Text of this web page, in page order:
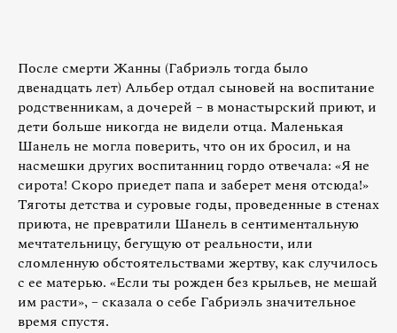
После смерти Жанны (Габриэль тогда было
двенадцать лет) Альбер отдал сыновей на воспитание
родственникам, а дочерей – в монастырский приют, и
дети больше никогда не видели отца. Маленькая
Шанель не могла поверить, что он их бросил, и на
насмешки других воспитанниц гордо отвечала: «Я не
сирота! Скоро приедет папа и заберет меня отсюда!»
Тяготы детства и суровые годы, проведенные в стенах
приюта, не превратили Шанель в сентиментальную
мечтательницу, бегущую от реальности, или
сломленную обстоятельствами жертву, как случилось
с ее матерью. «Если ты рожден без крыльев, не мешай
им расти», – сказала о себе Габриэль значительное
время спустя.